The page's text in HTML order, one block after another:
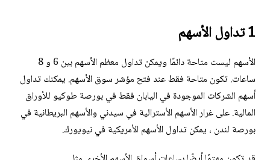
1 تداول الأسهم
الأسهم ليست متاحة دائمًا ويمكن تداول معظم الأسهم بين 6 و 8
ساعات. تكون متاحة فقط عند فتح مؤشر سوق الأسهم. يمكنك تداول
أسهم الشركات الموجودة في اليابان فقط في بورصة طوكيو للأوراق
المالية. على غرار الأسهم الأسترالية في سيدني والأسهم البريطانية في
بورصة لندن ، يمكن تداول الأسهم الأمريكية في نيويورك.